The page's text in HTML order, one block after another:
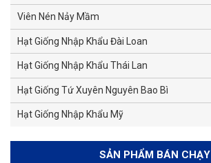
Viên Nén Nảy Mầm
Hạt Giống Nhập Khẩu Đài Loan
Hạt Giống Nhập Khẩu Thái Lan
Hạt Giống Tứ Xuyên Nguyên Bao Bì
Hạt Giống Nhập Khẩu Mỹ
SẢN PHẨM BÁN CHẠY